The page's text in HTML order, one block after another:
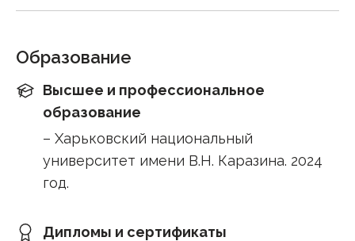
Образование
Высшее и профессиональное
образование
– Харьковский национальный
университет имени В.Н. Каразина. 2024
год.
Дипломы и сертификаты